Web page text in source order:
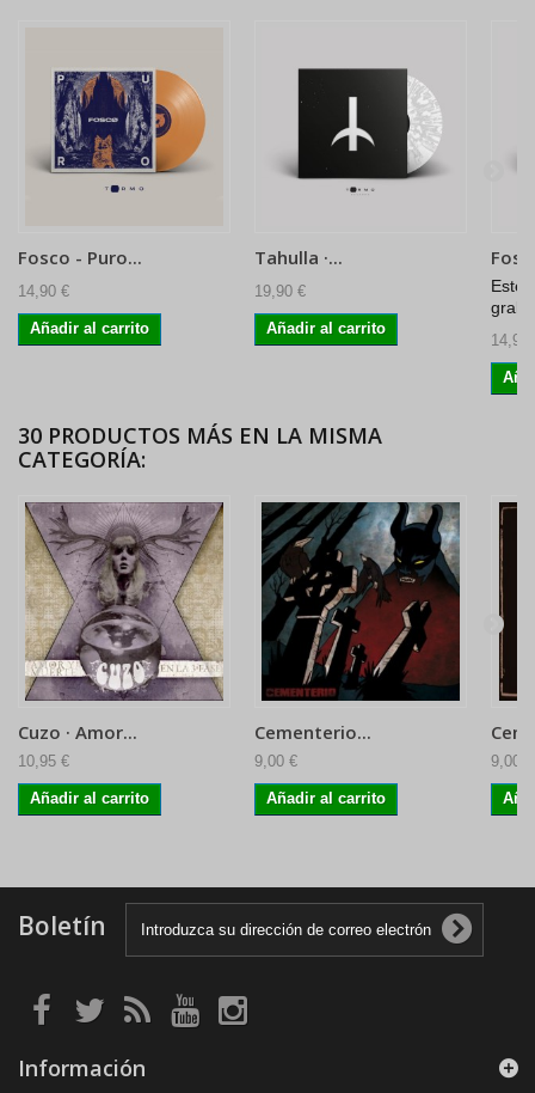
Fosco - Puro...
14,90 €
Añadir al carrito
Tahulla ·...
19,90 €
Añadir al carrito
Este
14,90
30 PRODUCTOS MÁS EN LA MISMA
CATEGORÍA:
Cuzo · Amor...
10,95 €
Añadir al carrito
Cementerio...
9,00 €
Añadir al carrito
9,00 €
Boletín
Información